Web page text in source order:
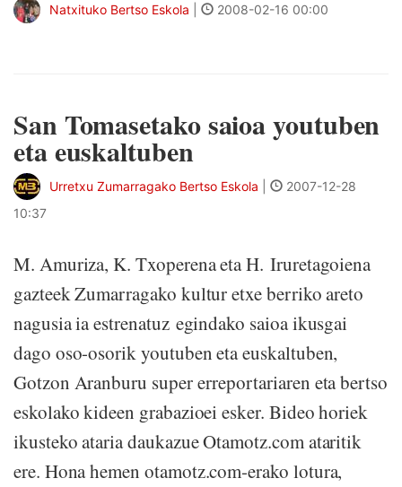
Natxituko Bertso Eskola 2008-02-16 00:00
San Tomasetako saioa youtuben
eta euskaltuben
Urretxu Zumarragako Bertso Eskola
2007-12-28
10:37
M. Amuriza, K. Txoperena eta H. Iruretagoiena
gazteek Zumarragako kultur etxe berriko areto
nagusia ia estrenatuz egindako saioa ikusgai
dago oso-osorik youtuben eta euskaltuben,
Gotzon Aranburu super erreportariaren eta bertso
eskolako kideen grabazioei esker. Bideo horiek
ikusteko ataria daukazue Otamotz.com ataritik
ere. Hona hemen otamotz.com-erako lotura,